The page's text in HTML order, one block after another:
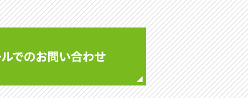
わせ
メールでのお問い合わせ